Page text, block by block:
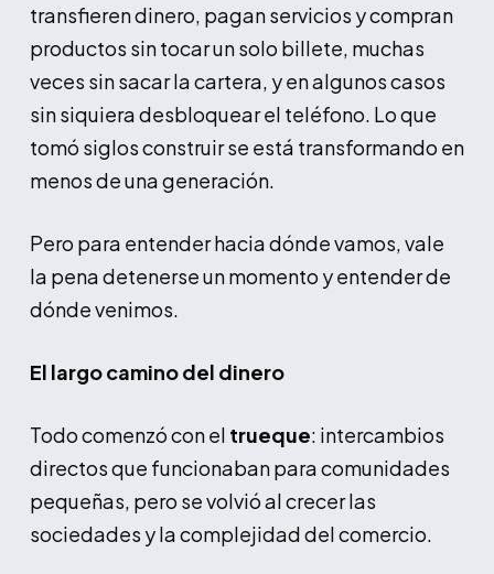
transfieren dinero, pagan servicios y compran
productos sin tocar un solo billete, muchas
veces sin sacar la cartera, y en algunos casos
sin siquiera desbloquear el teléfono. Lo que
tomó siglos construir se está transformando en
menos de una generación.
Pero para entender hacia dónde vamos, vale
la pena detenerse un momento y entender de
dónde venimos.
El largo camino del dinero
Todo comenzó con el trueque: intercambios
directos que funcionaban para comunidades
pequeñas, pero se volvió al crecer las
sociedades y la complejidad del comercio.